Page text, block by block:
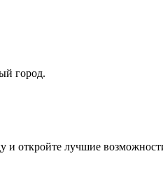
город.
и откройте лучшие